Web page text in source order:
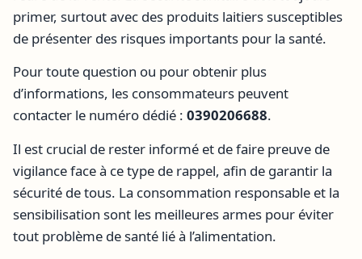
primer, surtout avec des produits laitiers susceptibles
de présenter des risques importants pour la santé.
Pour toute question ou pour obtenir plus
d’informations, les consommateurs peuvent
contacter le numéro dédié : 0390206688.
Il est crucial de rester informé et de faire preuve de
vigilance face à ce type de rappel, afin de garantir la
sécurité de tous. La consommation responsable et la
sensibilisation sont les meilleures armes pour éviter
tout problème de santé lié à l’alimentation.